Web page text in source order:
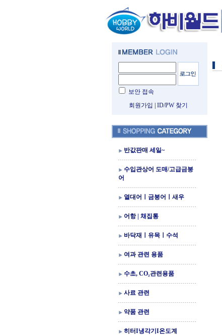
보안 접속
회원가입
ID/PW 찾기
반값판매 세일~
수입관상어 도매/고급금붕
어
열대어ㅣ금붕어ㅣ새우
어항 | 채집통
바닥재ㅣ유목ㅣ수석
여과 관련 용품
수초, CO₂관련용품
사료 관련
약품 관련
히터I냉각기I온도계